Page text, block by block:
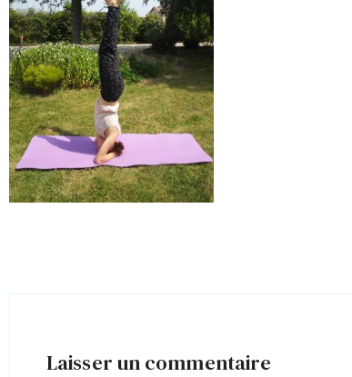
Laisser un commentaire